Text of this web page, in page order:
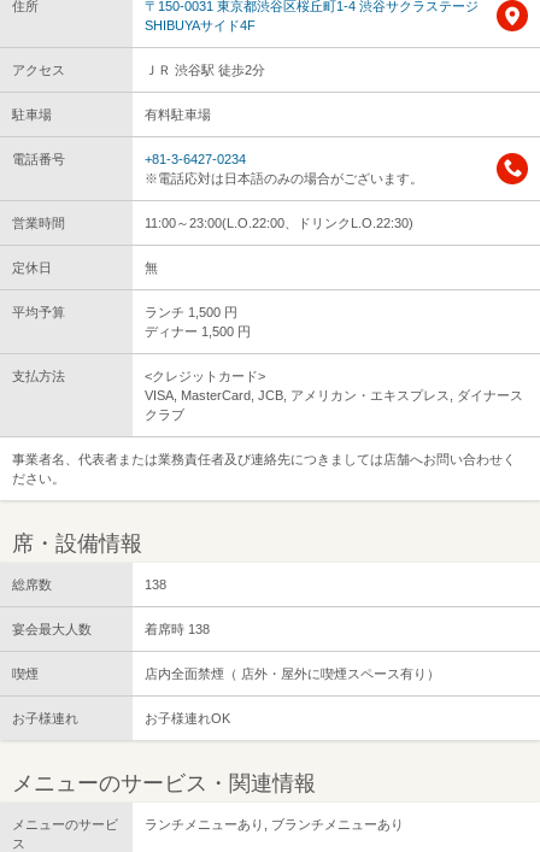
住所
〒150-0031 東京都渋谷区桜丘町1-4 渋谷サクラステージ
SHIBUYAサイド4F
アクセス ＪＲ 渋谷駅 徒歩2分
駐車場 有料駐車場
電話番号
+81-3-6427-0234
※電話応対は日本語のみの場合がございます。
営業時間 11:00～23:00(L.O.22:00、ドリンクL.O.22:30)
定休日 無
平均予算
ランチ 1,500 円
ディナー 1,500 円
支払方法
<クレジットカード>
VISA, MasterCard, JCB, アメリカン・エキスプレス, ダイナース
クラブ
事業者名、代表者または業務責任者及び連絡先につきましては店舗へお問い合わせく
ださい。
席・設備情報
総席数 138
宴会最大人数 着席時 138
喫煙 店内全面禁煙（ 店外・屋外に喫煙スペース有り）
お子様連れ お子様連れOK
メニューのサービス・関連情報
メニューのサービ
ス
ランチメニューあり, ブランチメニューあり